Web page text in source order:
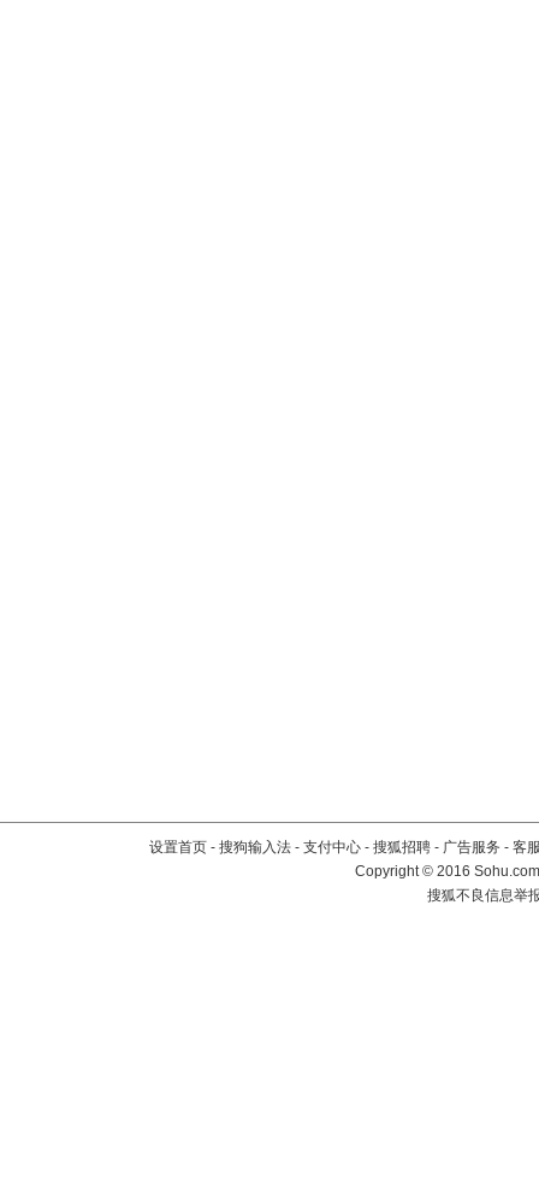
设置首页 - 搜狗输入法 - 支付中心 - 搜狐招聘 - 广告服务 - 客
Copyright©2016
搜狐不良信息举